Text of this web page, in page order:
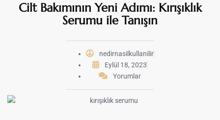
Cilt Bakımının Yeni Adımı: Kırışıklık
Serumu ile Tanışın
nedirnasilkullanilir
Eylül 18, 2023
Yorumlar